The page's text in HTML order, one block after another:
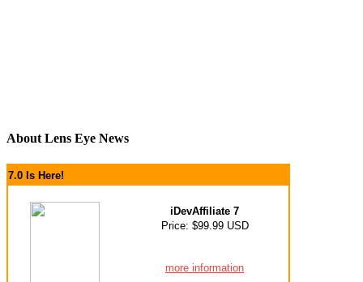
About Lens Eye News
7.0 Is Here!
iDevAffiliate 7
Price: $99.99 USD
more information